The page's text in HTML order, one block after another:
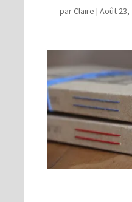
parClaire | Août 23,